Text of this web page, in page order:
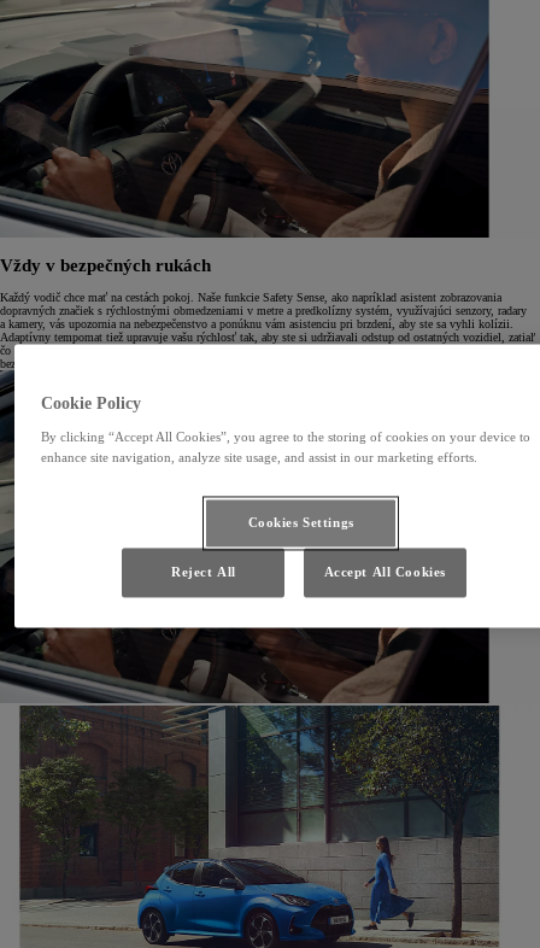
Vždy v bezpečných rukách
Každý vodič chce mať na cestách pokoj. Naše funkcie Safety Sense, ako napríklad asistent zobrazovania
dopravných značiek s rýchlostnými obmedzeniami v metre a predkolízny systém, využívajúci senzory, radary
a kamery, vás upozornia na nebezpečenstvo a ponúknu vám asistenciu pri brzdení, aby ste sa vyhli kolízii.
Adaptívny tempomat tiež upravuje vašu rýchlosť tak, aby ste si udržiavali odstup od ostatných vozidiel, zatiaľ
čo asistent sledovania jazdného pruhu vás udržiava vo vašom jazdnom pruhu, aby bola jazda po diaľnici
bezpečnejšia. Keď ste chránení na každej ceste, každá cesta môže byť pozitívna.
Cookie Policy
By clicking “Accept All Cookies”, you agree to the storing of cookies on your device to
enhance site navigation, analyze site usage, and assist in our marketing efforts.
Cookies Settings
Reject All Accept All Cookies